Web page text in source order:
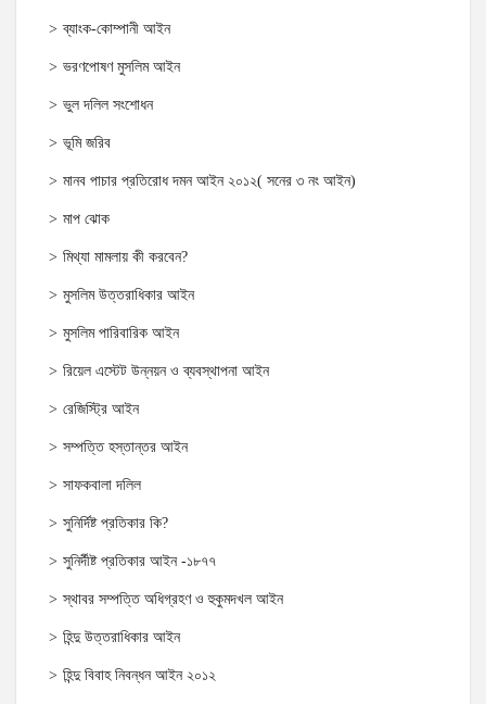
ব্যাংক-কোম্পানী আইন
ভরণপোষণ মুসলিম আইন
ভুল দলিল সংশোধন
ভূমি জরিব
মানব পাচার প্রতিরোধ দমন আইন ২০১২( সনের ৩ নং আইন)
মাপ ঝোক
মিথ্যা মামলায় কী করবেন?
মুসলিম উত্তরাধিকার আইন
মুসলিম পারিবারিক আইন
রিয়েল এস্টেট উন্নয়ন ও ব্যবস্থাপনা আইন
রেজিস্ট্রি আইন
সম্পত্তি হস্তান্তর আইন
সাফকবালা দলিল
সুনির্দিষ্ট প্রতিকার কি?
সুনির্দীষ্ট প্রতিকার আইন -১৮৭৭
স্থাবর সম্পত্তি অধিগ্রহণ ও হুকুমদখল আইন
হিন্দু উত্তরাধিকার আইন
হিন্দু বিবাহ নিবন্ধন আইন ২০১২